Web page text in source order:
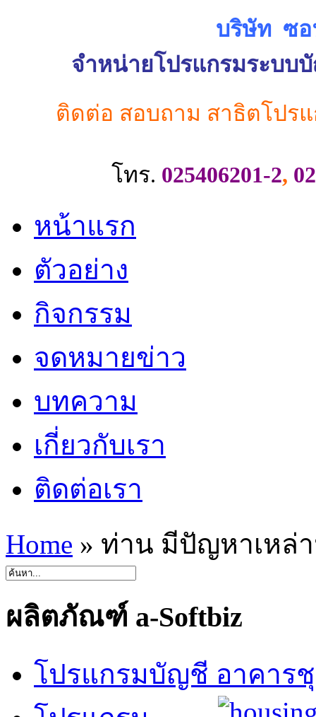
บริษัท ซ
จำหน่ายโปรแกรมระบ
ติดต่อ สอบถาม สาธิตโปร
โทร. 025406201-2,
หน้าแรก
ตัวอย่าง
กิจกรรม
จดหมายข่าว
บทความ
เกี่ยวกับเรา
ติดต่อเรา
Home » ท่าน มีปัญหาเหล่
ผลิตภัณฑ์ a-Softbiz
โปรแกรมบัญชี อาคาร